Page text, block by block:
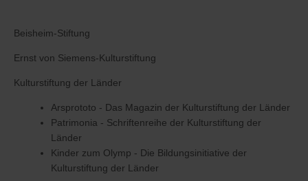
Beisheim-Stiftung
Ernst von Siemens-Kulturstiftung
Kulturstiftung der Länder
Arsprototo - Das Magazin der Kulturstiftung der Länder
Patrimonia - Schriftenreihe der Kulturstiftung der
Länder
Kinder zum Olymp - Die Bildungsinitiative der
Kulturstiftung der Länder